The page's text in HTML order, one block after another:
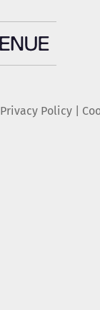
Privacy Policy|